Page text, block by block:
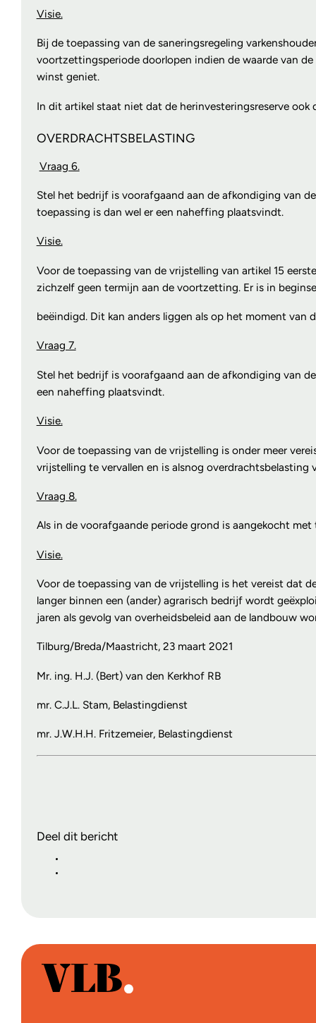
Visie.
Bij de toepassing van de saneringsregeling
voortzettingsperiode doorlopen indien de waarde van
winst geniet.
In dit artikel staat niet dat de herinvesteringsreserve
OVERDRACHTSBELASTING
Vraag 6.
Stel het bedrijf is voorafgaand aan de afkondiging van
toepassing is dan wel er een naheffing plaatsvindt.
Visie.
Voor de toepassing van de vrijstelling van artikel 15
zichzelf geen termijn aan de voortzetting. Er is in
beëindigd. Dit kan anders liggen als op het moment
Vraag 7.
Stel het bedrijf is voorafgaand aan de afkondiging van
een naheffing plaatsvindt.
Visie.
Voor de toepassing van de vrijstelling is onder meer
vrijstelling te vervallen en is alsnog
Vraag 8.
Als in de voorafgaande periode grond is aangekocht
Visie.
Voor de toepassing van de vrijstelling is het vereist dat
langer binnen een (ander) agrarisch bedrijf wordt
jaren als gevolg van overheidsbeleid aan de landbouw
Tilburg/Breda/Maastricht, 23 maart 2021
Mr. ing. H.J. (Bert) van den Kerkhof RB
mr. C.J.L. Stam, Belastingdienst
mr. J.W.H.H. Fritzemeier, Belastingdienst
Deel dit bericht